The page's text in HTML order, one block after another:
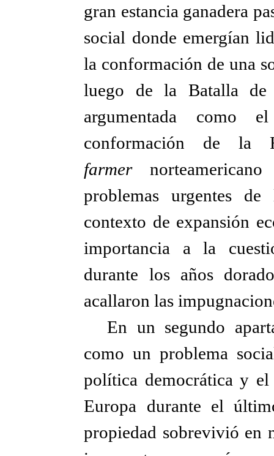
gran estancia ganadera
social donde emergían
la conformación de una
luego de la Batalla
argumentada como
conformación de la
farmer
problemas urgentes
contexto de expansión
importancia a la
durante los años
acallaron las
En un segundo
como un problema
política democrática y el
Europa durante el
propiedad sobrevivió en